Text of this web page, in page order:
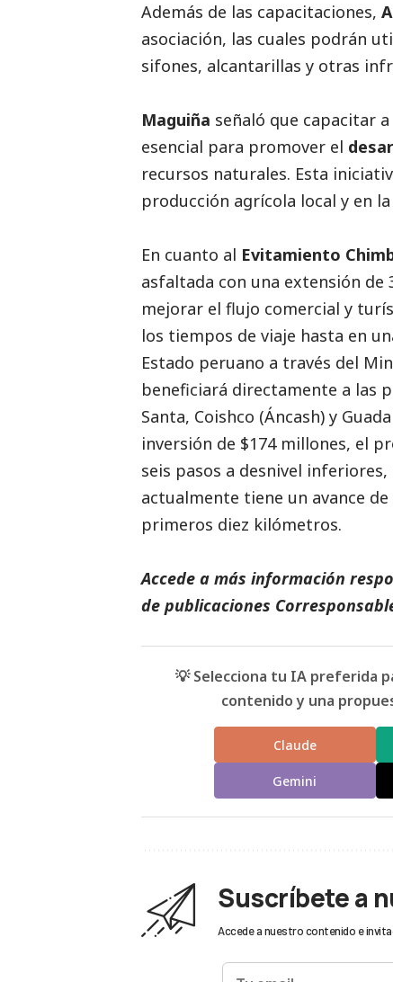
Además de las capacitaciones,
asociación, las cuales podrán
sifones, alcantarillas y otras
Maguiña señaló que capacitar a
esencial para promover el
recursos naturales. Esta
producción agrícola local y en
En cuanto al Evitamiento
asfaltada con una extensión
mejorar el flujo comercial y
los tiempos de viaje hasta en
Estado peruano a través del
beneficiará directamente a las
Santa, Coishco (Áncash) y
inversión de $174 millones, el
seis pasos a desnivel
actualmente tiene un avance
primeros diez kilómetros.
Accede a más información
de publicaciones
💡 Selecciona tu IA preferida
contenido y una
Claude
Gemini
Suscríbete a
Accede a nuestro contenido e